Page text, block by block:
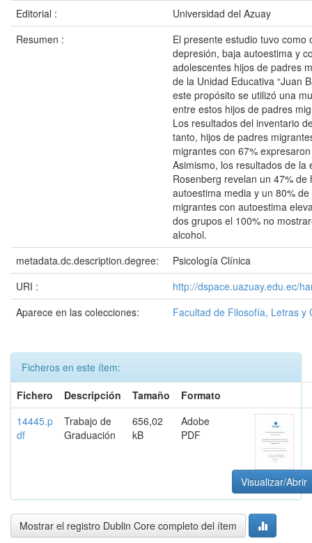
Editorial :
Universidad del Azuay
Resumen :
El presente estudio tuvo como
depresión, baja autoestima y
adolescentes hijos de padres
de la Unidad Educativa “Juan
este propósito se utilizó una
entre estos hijos de padres
Los resultados del inventario
tanto, hijos de padres
migrantes con 67%
Asimismo, los resultados de la
Rosenberg revelan un 47%
autoestima media y un 80%
migrantes con autoestima
dos grupos el 100% no
alcohol.
metadata.dc.description.degree:
Psicología Clínica
URI :
http://dspace.uazuay.edu.ec/
Aparece en las colecciones:
Facultad de Filosofía, Letras y
Ficheros en este ítem:
Fichero
Descripción Tamaño
Formato
14445.p
df
Trabajo de
Graduación
656,02
kB
Adobe
PDF
Visualizar/Abrir
Mostrar el registro Dublin Core completo del ítem